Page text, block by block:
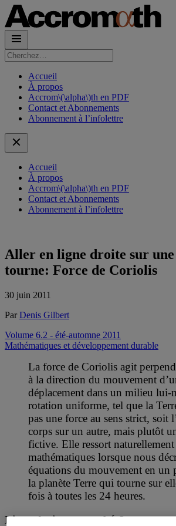
Rechercher :
Accueil
À propos
Accrom\(\alpha\)th en PDF
Contact et Abonnements
Abonnement à l’infolettre
Accueil
À propos
Accrom\(\alpha\)th en PDF
Contact et Abonnements
Abonnement à l’infolettre
Aller en ligne droite sur
tourne: Force de Coriolis
30 juin 2011
ParDenis Gilbert
Volume 6.2 - été-automne 2011
Mathématiques et développement durable
La force de Coriolis agit
à la direction du mouvement
déplacement dans un milieu lui-
rotation uniforme, tel que la
pas une force au sens strict, soit
corps sur un autre, mais plutôt
fictive. Elle ressort naturellement
mathématiques lorsque nous
équations du mouvement en un
la planète Terre qui tourne sur
fois à toutes les 24 heures.
Ligne droite ou courbée?